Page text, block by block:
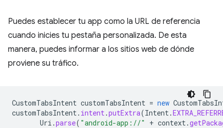
Puedes establecer tu app como la URL de referencia
cuando inicies tu pestaña personalizada. De esta
manera, puedes informar a los sitios web de dónde
proviene su tráfico.
CustomTabsIntent customTabsIntent = new
customTabsIntent. intent.putExtra(Intent.
Uri .parse( "android-app://" + context.